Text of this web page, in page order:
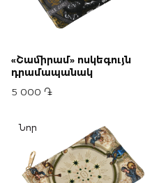
«Շամիրամ» ոսկեգույն
դրամապանակ
5 000 ֏
Նոր